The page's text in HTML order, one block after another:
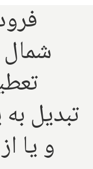
شمال
تبدیل
و یا